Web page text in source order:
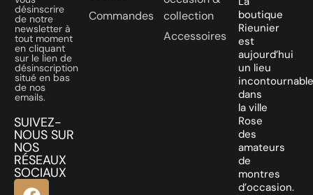
désinscrire
de notre
newsletter à
tout moment
en cliquant
sur le lien de
désinscription
situé en bas
de nos
emails.
SUIVEZ-
NOUS SUR
NOS
RÉSEAUX
SOCIAUX
Commandes
collection
Accessoires
boutique
Rieunier
est
aujourd’hui
un lieu
incontournable
dans
la ville
Rose
des
amateurs
de
montres
d’occasion.